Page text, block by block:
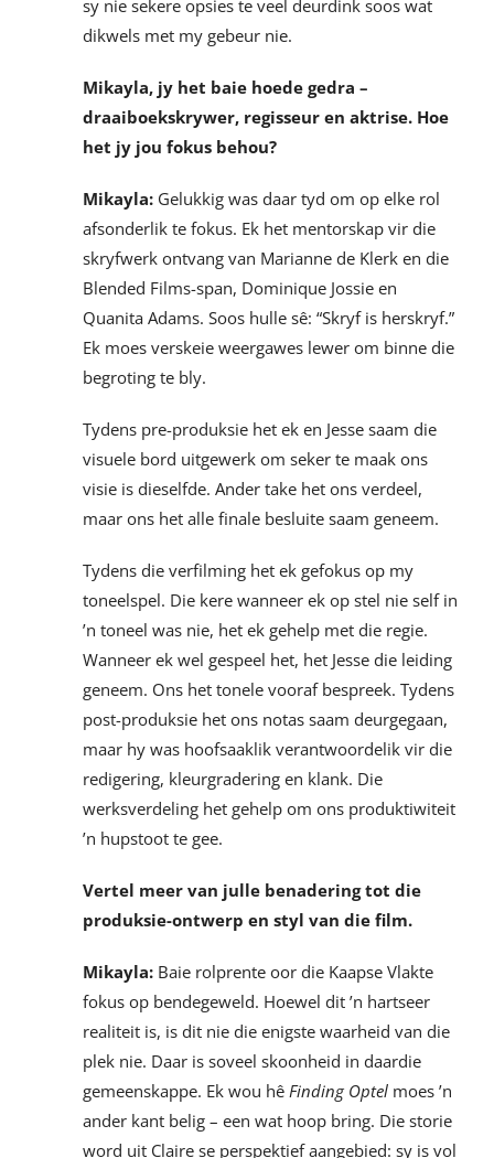
sy nie sekere opsies te veel deurdink soos wat
dikwels met my gebeur nie.
Mikayla, jy het baie hoede gedra –
draaiboekskrywer, regisseur en aktrise. Hoe
het jy jou fokus behou?
Mikayla:Gelukkig was daar tyd om op elke rol
afsonderlik te fokus. Ek het mentorskap vir die
skryfwerk ontvang van Marianne de Klerk en die
Blended Films-span, Dominique Jossie en
Quanita Adams. Soos hulle sê: “Skryf is herskryf.”
Ek moes verskeie weergawes lewer om binne die
begroting te bly.
Tydens pre-produksie het ek en Jesse saam die
visuele bord uitgewerk om seker te maak ons
visie is dieselfde. Ander take het ons verdeel,
maar ons het alle finale besluite saam geneem.
Tydens die verfilming het ek gefokus op my
toneelspel. Die kere wanneer ek op stel nie self in
’n toneel was nie, het ek gehelp met die regie.
Wanneer ek wel gespeel het, het Jesse die leiding
geneem. Ons het tonele vooraf bespreek. Tydens
post-produksie het ons notas saam deurgegaan,
maar hy was hoofsaaklik verantwoordelik vir die
redigering, kleurgradering en klank. Die
werksverdeling het gehelp om ons produktiwiteit
’n hupstoot te gee.
Vertel meer van julle benadering tot die
produksie-ontwerp en styl van die film.
Mikayla:Baie rolprente oor die Kaapse Vlakte
fokus op bendegeweld. Hoewel dit ’n hartseer
realiteit is, is dit nie die enigste waarheid van die
plek nie. Daar is soveel skoonheid in daardie
gemeenskappe. Ek wou hê Finding Optelmoes ’n
ander kant belig – een wat hoop bring. Die storie
word uit Claire se perspektief aangebied: sy is vol